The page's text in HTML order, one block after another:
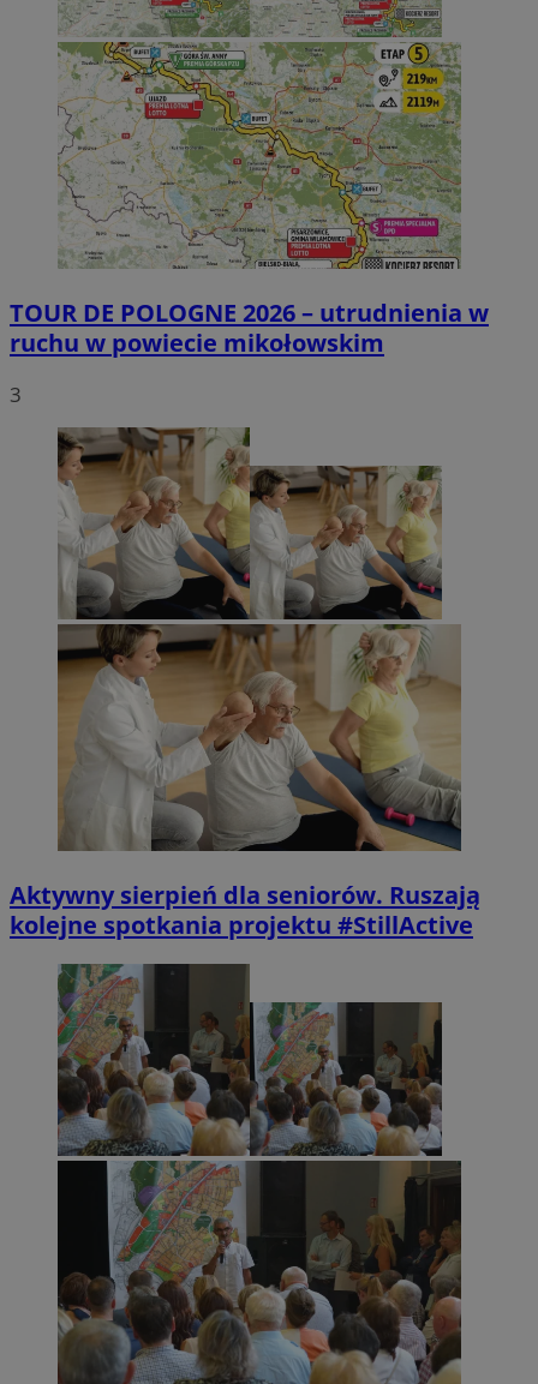
TOUR DE POLOGNE 2026 – utrudnienia w
ruchu w powiecie mikołowskim
3
Aktywny sierpień dla seniorów. Ruszają
kolejne spotkania projektu #StillActive